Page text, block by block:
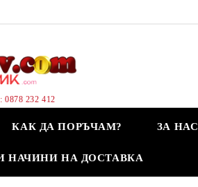
0878 232 412
КАК ДА ПОРЪЧАМ? ЗА НАС
НАЧИНИ НА ДОСТАВКА